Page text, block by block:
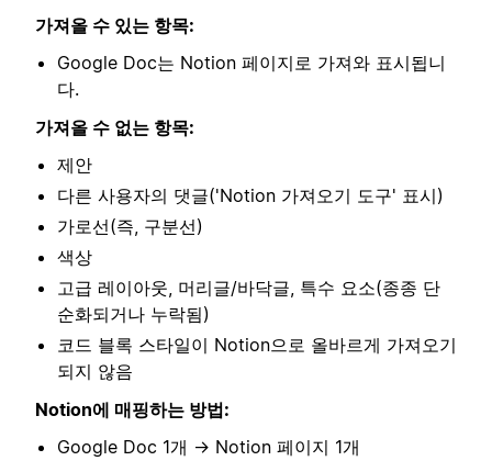
가져올 수 있는 항목:
Google Doc는 Notion 페이지로 가져와 표시됩니
다.
가져올 수 없는 항목:
제안
다른 사용자의 댓글('Notion 가져오기 도구' 표시)
가로선(즉, 구분선)
색상
고급 레이아웃, 머리글/바닥글, 특수 요소(종종 단
순화되거나 누락됨⁠⁠)
코드 블록 스타일이 Notion으로 올바르게 가져오기
되지 않음
Notion에 매핑하는 방법:
Google Doc 1개 → Notion 페이지 1개